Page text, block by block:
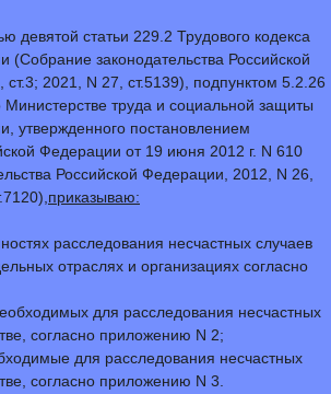
девятой статьи 229.2 Трудового кодекса
(Собрание законодательства Российской
2021, N 27, ст.5139), подпунктом 5.2.26
труда и социальной защиты
утвержденного постановлением
Федерации от 19 июня 2012 г. N 610
Российской Федерации, 2012, N 26,
приказываю:
расследования несчастных случаев
отраслях и организациях согласно
для расследования несчастных
согласно приложению N 2;
для расследования несчастных
согласно приложению N 3.